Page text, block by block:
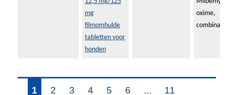
mg
filmomhulde
tabletten voor
honden
oxime,
1 2 3 4 5 6 ... 11